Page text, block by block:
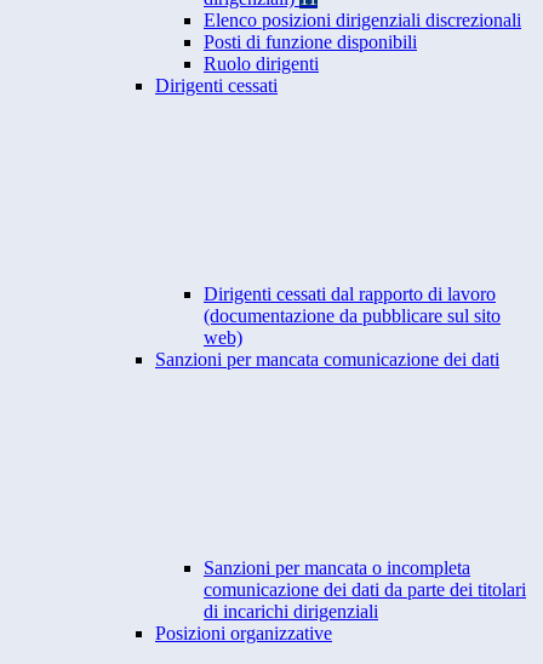
Elenco posizioni dirigenziali discrezionali
Posti di funzione disponibili
Ruolo dirigenti
Dirigenti cessati
Dirigenti cessati dal rapporto di lavoro
(documentazione da pubblicare sul sito
web)
Sanzioni per mancata comunicazione dei dati
Sanzioni per mancata o incompleta
comunicazione dei dati da parte dei titolari
di incarichi dirigenziali
Posizioni organizzative